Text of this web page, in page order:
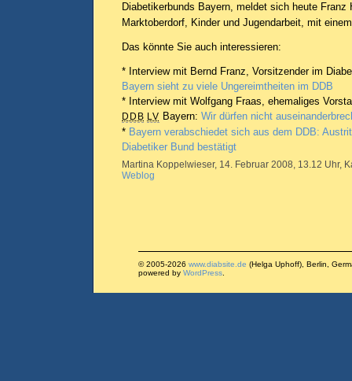
Diabetikerbunds Bayern, meldet sich heute Franz
Marktoberdorf, Kinder und Jugendarbeit, mit
Das könnte Sie auch interessieren:
* Interview mit Bernd Franz, Vorsitzender im
Bayern sieht zu viele Ungereimtheiten im DDB
* Interview mit Wolfgang Fraas, ehemaliges
DDB LV Bayern: Wir dürfen nicht
* Bayern verabschiedet sich aus dem DDB:
Diabetiker Bund bestätigt
Martina Koppelwieser, 14. Februar 2008, 13.12 Uhr,
Weblog
© 2005-2026 www.diabsite.de (Helga Uphoff), Berlin,
powered by WordPress.